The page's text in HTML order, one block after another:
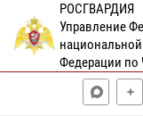
РОСГВАРДИЯ
Управление
Федерации по